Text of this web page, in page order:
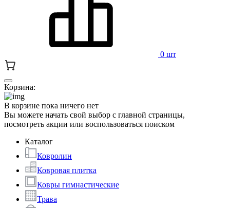
0 шт
Корзина:
В корзине пока ничего нет
Вы можете начать свой выбор с главной страницы,
посмотреть акции или воспользоваться поиском
Каталог
Ковролин
Ковровая плитка
Ковры гимнастические
Трава